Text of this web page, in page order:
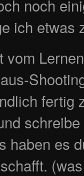
noch
ich
vom
fertig
haben es